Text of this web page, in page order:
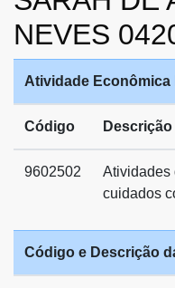
NEVES
Atividade Econômica
Código Descrição
9602502
Atividades
cuidados
Código e Descrição